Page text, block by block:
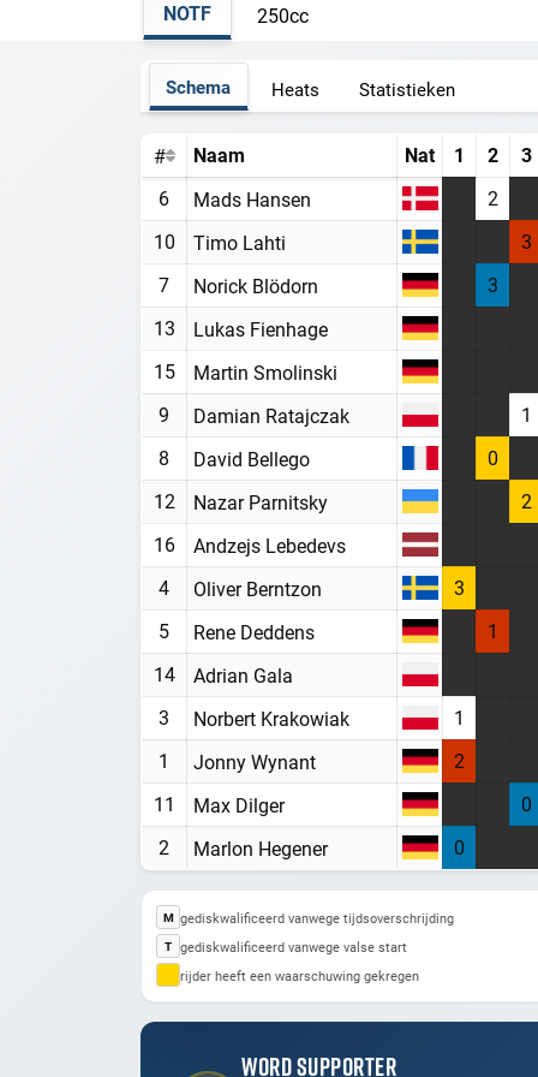
NOTF 250cc
Schema Heats Statistieken
# Naam Nat 1 2 3
6
Mads Hansen 2
10 Timo Lahti 3
7 Norick Blödorn 3
13 Lukas Fienhage
15 Martin Smolinski
9 Damian Ratajczak 1
8 David Bellego 0
12 Nazar Parnitsky 2
16 Andzejs Lebedevs
4 Oliver Berntzon 3
5 Rene Deddens 1
14 Adrian Gala
3 Norbert Krakowiak 1
1 Jonny Wynant 2
11 Max Dilger 0
2 Marlon Hegener 0
M gediskwalificeerd vanwege tijdsoverschrijding
T gediskwalificeerd vanwege valse start
rijder heeft een waarschuwing gekregen
WORD SUPPORTER